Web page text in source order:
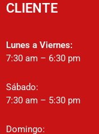
CLIENTE
Lunes a Viernes:
7:30 am – 6:30 pm
Sábado:
7:30 am – 5:30 pm
Domingo: